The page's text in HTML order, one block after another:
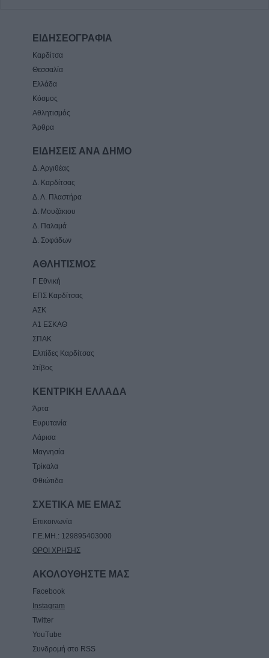
ΕΙΔΗΣΕΟΓΡΑΦΙΑ
Καρδίτσα
Θεσσαλία
Ελλάδα
Κόσμος
Αθλητισμός
Άρθρα
ΕΙΔΗΣΕΙΣ ΑΝΑ ΔΗΜΟ
Δ. Αργιθέας
Δ. Καρδίτσας
Δ. Λ. Πλαστήρα
Δ. Μουζάκιου
Δ. Παλαμά
Δ. Σοφάδων
ΑΘΛΗΤΙΣΜΟΣ
Γ Εθνική
ΕΠΣ Καρδίτσας
ΑΣΚ
Α1 ΕΣΚΑΘ
ΣΠΑΚ
Ελπίδες Καρδίτσας
Στίβος
ΚΕΝΤΡΙΚΗ ΕΛΛΑΔΑ
Άρτα
Ευρυτανία
Λάρισα
Μαγνησία
Τρίκαλα
Φθιώτιδα
ΣΧΕΤΙΚΑ ΜΕ ΕΜΑΣ
Επικοινωνία
Γ.Ε.ΜΗ.: 129895403000
ΟΡΟΙ ΧΡΗΣΗΣ
ΑΚΟΛΟΥΘΗΣΤΕ ΜΑΣ
Facebook
Instagram
Twitter
YouTube
Συνδρομή στο RSS